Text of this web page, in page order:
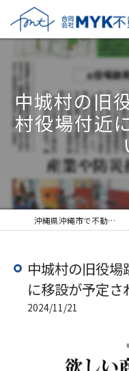
中城村の旧
村役場付近
沖縄県沖縄市で不動産売却なら合同会社MYK不動産
中城村の旧役
に移設が予定さ
2024/11/21